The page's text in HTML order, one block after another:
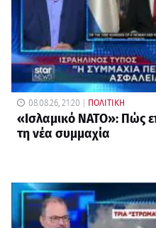
08.08.26, 21:20 ΠΟΛΙΤΙΚΗ
«Ισλαμικό ΝΑΤΟ»: Πώς
τη νέα συμμαχία